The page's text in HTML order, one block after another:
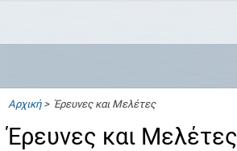
Αρχική> Έρευνες και Μελέτες
Έρευνες και Μελέτες